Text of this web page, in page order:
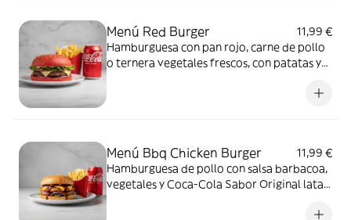
Menú Red Burger
11,99 €
Hamburguesa con pan rojo, carne de pollo
o ternera vegetales frescos, con patatas y
Menú Bbq Chicken Burger
11,99 €
Hamburguesa de pollo con salsa barbacoa,
vegetales y Coca-Cola Sabor Original lata